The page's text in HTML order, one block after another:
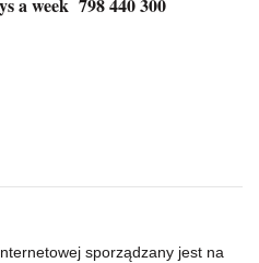
a week 798 440 300
sporządzany jest na